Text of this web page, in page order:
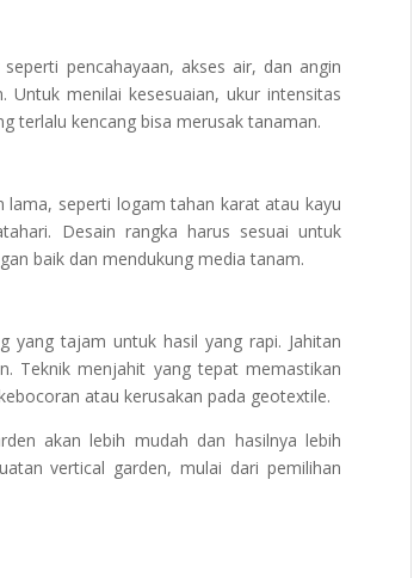
pencahayaan, akses air, dan angin
Untuk menilai kesesuaian, ukur intensitas
terlalu kencang bisa merusak tanaman.
lama, seperti logam tahan karat atau kayu
Desain rangka harus sesuai untuk
baik dan mendukung media tanam.
yang tajam untuk hasil yang rapi. Jahitan
Teknik menjahit yang tepat memastikan
atau kerusakan pada geotextile.
akan lebih mudah dan hasilnya lebih
vertical garden, mulai dari pemilihan